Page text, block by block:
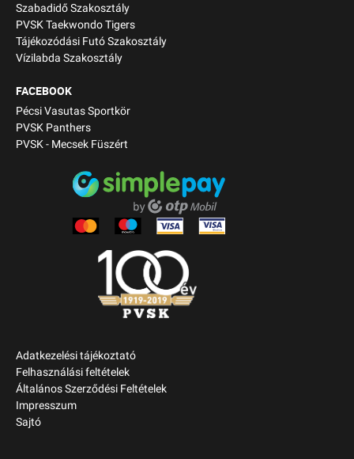
Szabadidő Szakosztály
PVSK Taekwondo Tigers
Tájékozódási Futó Szakosztály
Vízilabda Szakosztály
FACEBOOK
Pécsi Vasutas Sportkör
PVSK Panthers
PVSK - Mecsek Füszért
Adatkezelési tájékoztató
Felhasználási feltételek
Általános Szerződési Feltételek
Impresszum
Sajtó